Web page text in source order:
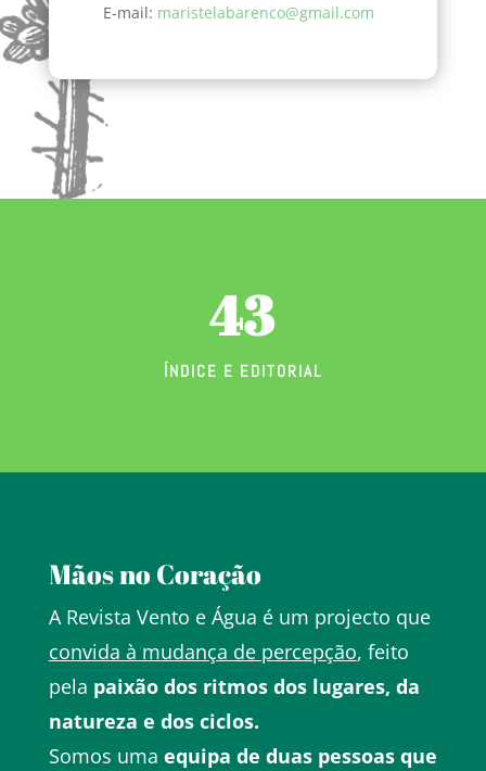
E-mail: maristelabarenco@gmail.com
43
ÍNDICE E EDITORIAL
Mãos no Coração
A Revista Vento e Água é um projecto que
convida à mudança de percepção, feito
pela paixão dos ritmos dos lugares, da
natureza e dos ciclos.
Somos uma equipa de duas pessoas que